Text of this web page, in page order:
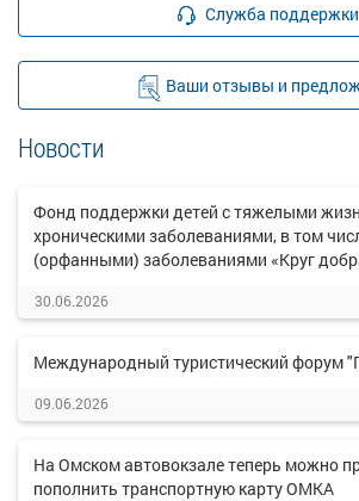
Служба поддержки
Ваши отзывы и
Новости
Фонд поддержки детей с тяжелыми
хроническими заболеваниями, в том
(орфанными) заболеваниями «Круг
30.06.2026
Международный туристический форум
09.06.2026
На Омском автовокзале теперь можно
пополнить транспортную карту ОМКА